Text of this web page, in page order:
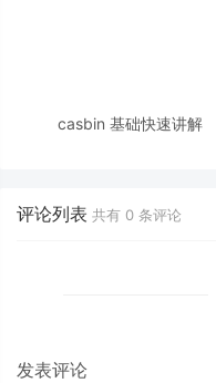
casbin 基础快速讲解
评论列表 共有 0 条评论
发表评论